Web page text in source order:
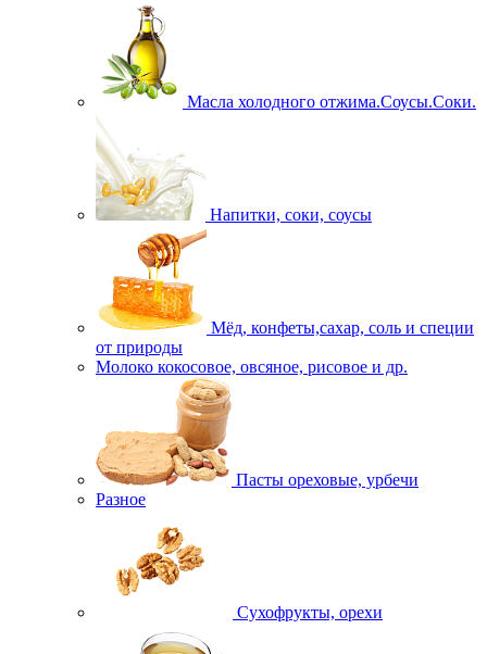
Масла холодного отжима.Соусы.Соки.
Напитки, соки, соусы
Мёд, конфеты,сахар, соль и специи
от природы
Молоко кокосовое, овсяное, рисовое и др.
Пасты ореховые, урбечи
Разное
Сухофрукты, орехи